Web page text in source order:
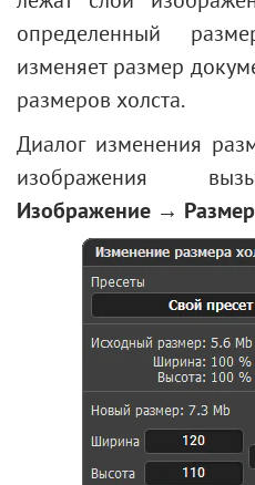
определенный
изменяет размер
размеров холста.
Диалог изменения
изображения
Изображение → Размер